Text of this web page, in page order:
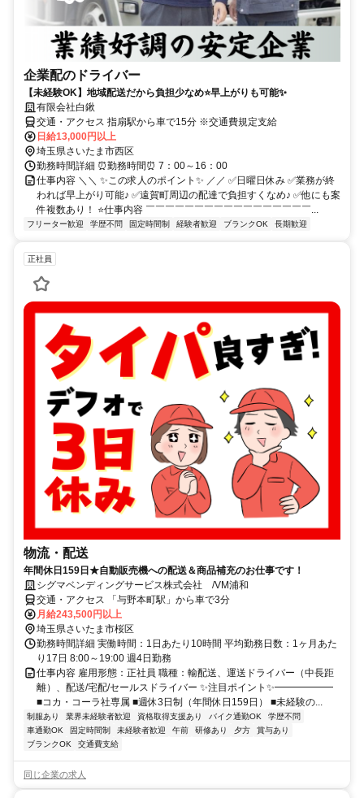
企業配のドライバー
【未経験OK】地域配送だから負担少なめ⭐早上がりも可能✨
有限会社白鍬
交通・アクセス 指扇駅から車で15分 ※交通費規定支給
日給13,000円以上
埼玉県さいたま市西区
勤務時間詳細 ⏰勤務時間⏰ 7：00～16：00
仕事内容 ＼＼ ✨この求人のポイント✨ ／／ ✅日曜日休み ✅業務が終
われば早上がり可能♪ ✅遠賀町周辺の配達で負担すくなめ♪ ✅他にも案
件複数あり！ ⭐仕事内容 ￣￣￣￣￣￣￣￣￣￣￣￣￣￣￣￣￣...
フリーター歓迎 学歴不問 固定時間制 経験者歓迎 ブランクOK 長期歓迎
正社員
物流・配送
年間休日159日★自動販売機への配送＆商品補充のお仕事です！
シグマベンディングサービス株式会社 /VM浦和
交通・アクセス 「与野本町駅」から車で3分
月給243,500円以上
埼玉県さいたま市桜区
勤務時間詳細 実働時間：1日あたり10時間 平均勤務日数：1ヶ月あた
り17日 8:00～19:00 週4日勤務
仕事内容 雇用形態：正社員 職種：輸配送、運送ドライバー（中長距
離）、配送/宅配/セールスドライバー ✨注目ポイント✨━━━━━━
■コカ・コーラ社専属 ■週休3日制（年間休日159日） ■未経験の...
制服あり 業界未経験者歓迎 資格取得支援あり バイク通勤OK
学歴不問
車通勤OK
固定時間制 未経験者歓迎 午前 研修あり 夕方
賞与あり
ブランクOK
交通費支給
同じ企業の求人